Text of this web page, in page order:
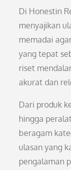
Di Honestin
menyajikan
memadai
yang tepat
riset
akurat dan
Dari produk
hingga
beragam
ulasan yang
pengalaman